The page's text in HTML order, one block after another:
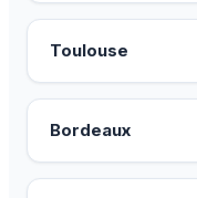
Toulouse
Bordeaux